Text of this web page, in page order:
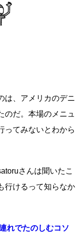
は、アメリカのデニ
のだ。本場のメニュ
ってみないとわから
さんは聞いたこ
行けるって知らなか
れでたのしむコソ